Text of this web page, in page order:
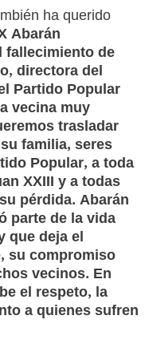
ha querido
Abarán
fallecimiento de
directora del
Partido Popular
vecina muy
trasladar
familia, seres
Popular, a toda
XXIII y a todas
pérdida. Abarán
parte de la vida
que deja el
su compromiso
vecinos. En
el respeto, la
a quienes sufren